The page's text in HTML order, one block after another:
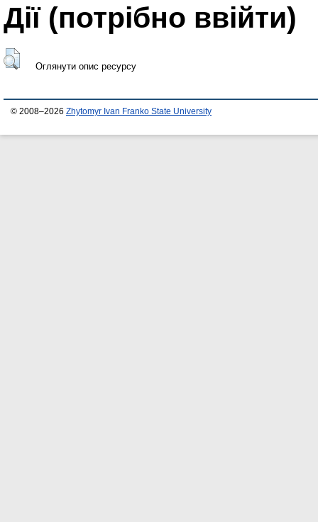
Дії ​​(потрібно ввійти)
Оглянути опис ресурсу
© 2008–2026 Zhytomyr Ivan Franko State University